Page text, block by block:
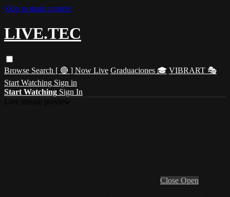
Skip to main content
LIVE.TEC
Browse Search [ 🔴 ] Now Live Graduaciones 🎓 VIBRART 🎭
Start Watching Sign in
Start Watching Sign In
Close Open